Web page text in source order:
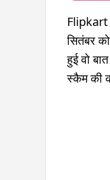
Flipkart
सितंबर
हुई वो
स्कैम की